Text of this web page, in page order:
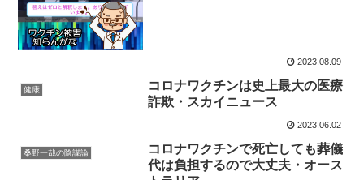
2023.08.09
健康
コロナワクチンは史上最大の医療
詐欺・スカイニュース
2023.06.02
桑野一哉の陰謀論
コロナワクチンで死亡しても葬儀
代は負担するので大丈夫・オース